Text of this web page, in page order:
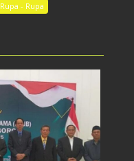
Rupa - Rupa